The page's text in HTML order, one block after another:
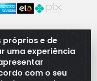
próprios e de
uma experiência
com o seu
Carneiro, 1977 -
000 - CNPJ
41